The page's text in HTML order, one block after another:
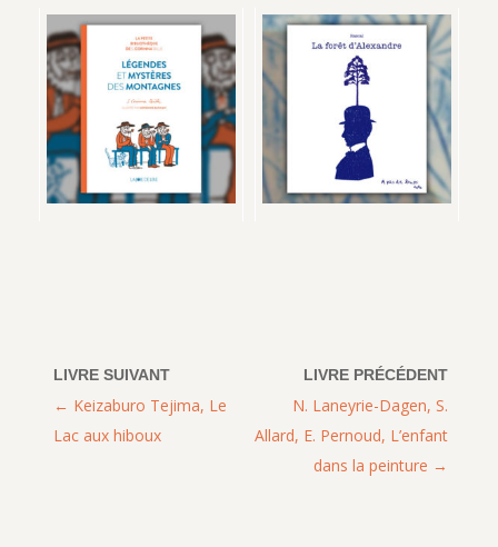
N. Laneyrie-Dagen, S.
Allard, E. Pernoud, L’enfant
dans la peinture
Keizaburo Tejima, Le
Lac aux hiboux